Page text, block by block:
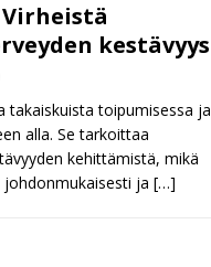
Virheistä
kestävyys
takaiskuista toipumisessa ja
alla. Se tarkoittaa
kehittämistä, mikä
ja […]